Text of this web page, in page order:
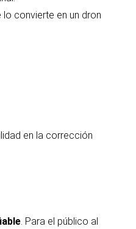
convierte en un dron
en la corrección
. Para el público al